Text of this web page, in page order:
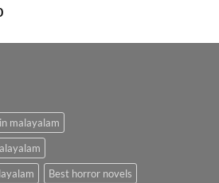
malayalam
Best horror novels